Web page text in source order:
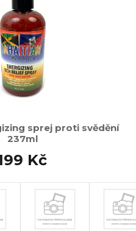
sprej proti svědění
237ml
Kč